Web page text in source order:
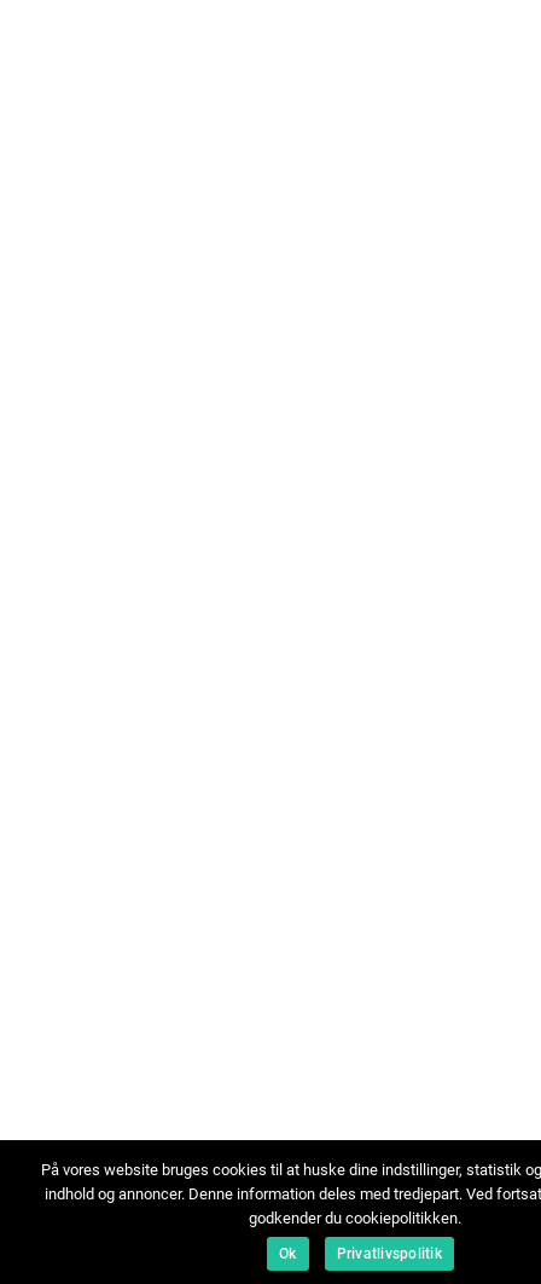
På vores website bruges cookies til at huske dine indstillinger, statistik
indhold og annoncer. Denne information deles med tredjepart. Ved
godkender du cookiepolitikken.
Ok Privatlivspolitik